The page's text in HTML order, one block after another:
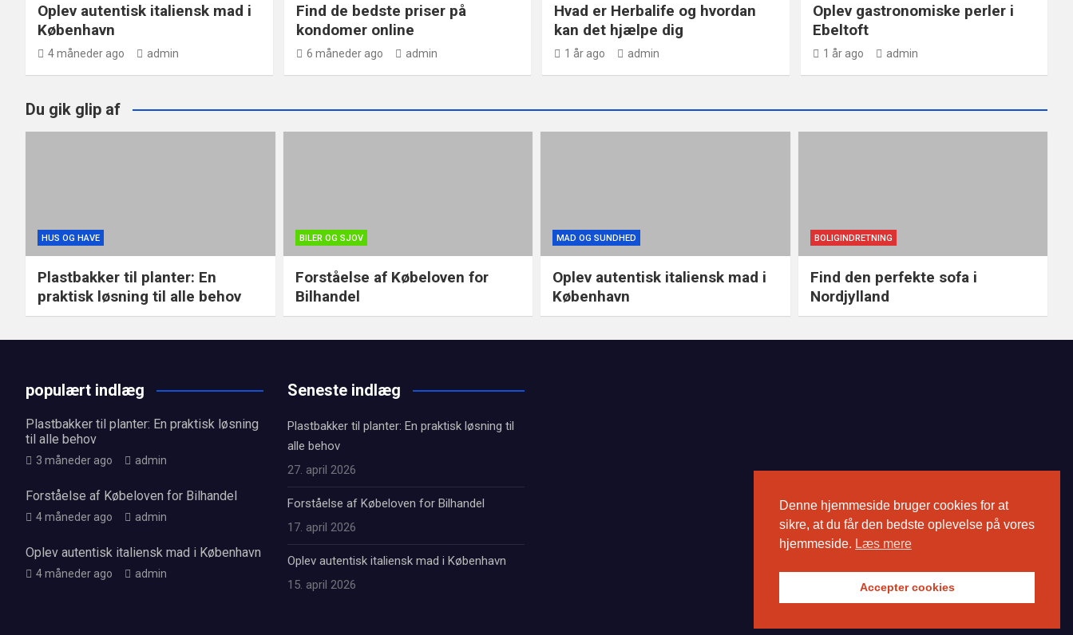
Oplev autentisk italiensk mad i
København
4 måneder ago admin
Find de bedste priser på
kondomer online
6 måneder ago admin
Hvad er Herbalife og hvordan
kan det hjælpe dig
1 år ago admin
Oplev gastronomiske perler i
Ebeltoft
1 år ago admin
Du gik glip af
HUS OG HAVE
Plastbakker til planter: En
praktisk løsning til alle behov
BILER OG SJOV
Forståelse af Købeloven for
Bilhandel
MAD OG SUNDHED
Oplev autentisk italiensk mad i
København
BOLIGINDRETNING
Find den perfekte sofa i
Nordjylland
populært indlæg
Plastbakker til planter: En praktisk løsning
til alle behov
3 måneder ago admin
Forståelse af Købeloven for Bilhandel
4 måneder ago admin
Oplev autentisk italiensk mad i København
4 måneder ago admin
Seneste indlæg
Plastbakker til planter: En praktisk løsning til
alle behov
27. april 2026
Forståelse af Købeloven for Bilhandel
17. april 2026
Oplev autentisk italiensk mad i København
15. april 2026
Denne hjemmeside bruger cookies for at
sikre, at du får den bedste oplevelse på vores
hjemmeside. Læs mere
Accepter cookies